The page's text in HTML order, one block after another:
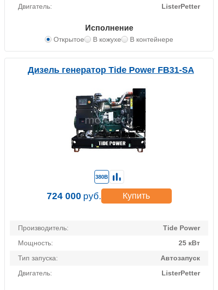
Двигатель: ListerPetter
Исполнение
Открытое В кожухе В контейнере
Дизель генератор Tide Power FB31-SA
Производитель:
Tide Power
Мощность:
25 кВт
Тип запуска:
Автозапуск
Двигатель:
ListerPetter
380В
724 000 руб. Купить